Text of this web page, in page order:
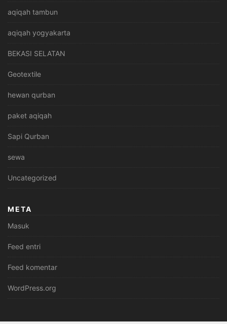
aqiqah tambun
aqiqah yogyakarta
BEKASI SELATAN
Geotextile
hewan qurban
paket aqiqah
Sapi Qurban
sewa
Uncategorized
META
Masuk
Feed entri
Feed komentar
WordPress.org